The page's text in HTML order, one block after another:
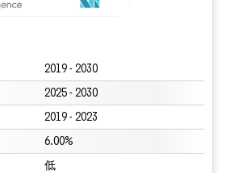
2019 - 2030
2025 - 2030
2019 - 2023
6.00%
低